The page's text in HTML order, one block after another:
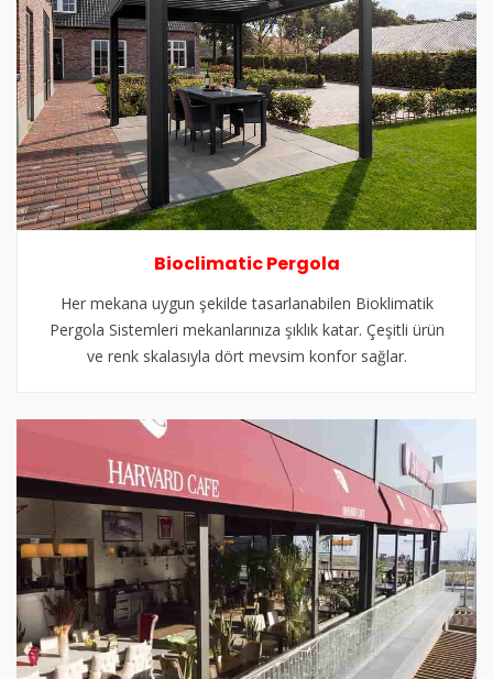
Bioclimatic Pergola
Her mekana uygun şekilde tasarlanabilen Bioklimatik
Pergola Sistemleri mekanlarınıza şıklık katar. Çeşitli ürün
ve renk skalasıyla dört mevsim konfor sağlar.